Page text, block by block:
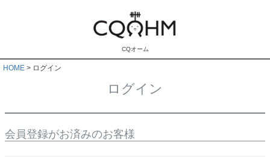
CQオーム
HOME ログイン
ログイン
会員登録がお済みのお客様